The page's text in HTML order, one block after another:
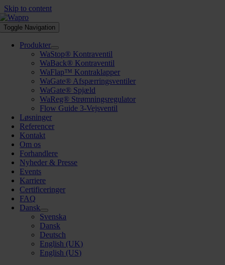
Skip to content
Toggle Navigation
Produkter
WaStop® Kontraventil
WaBack® Kontraventil
WaFlap™ Kontraklapper
WaGate® Afspærringsventiler
WaGate® Spjæld
WaReg® Strømningsregulator
Flow Guide 3-Vejsventil
Løsninger
Referencer
Kontakt
Om os
Forhandlere
Nyheder & Presse
Events
Karriere
Certificeringer
FAQ
Dansk
Svenska
Dansk
Deutsch
English (UK)
English (US)